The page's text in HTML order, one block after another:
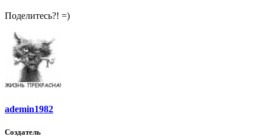
Поделитесь?! =)
ademin1982
Создатель